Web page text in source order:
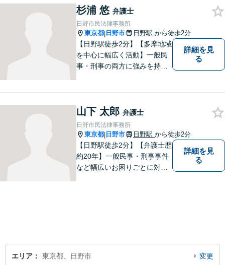
ト：誹謗中傷の削除、発信者
情報開示請求、名誉毀損によ
る損害賠償、企業や飲食店の
風評被害対策など」
杉浦 悠 弁護士
日野市民法律事務所
東京都| 日野市 日野駅 から徒歩2分
【日野駅徒歩2分】【多摩地域
を中心に幅広く活動】一般民
事・刑事の両方に強みを持つ
です。まずはお気軽にご相談
ください。【子連れ相談OK】
詳細を見
る
山下 太郎 弁護士
日野市民法律事務所
東京都| 日野市 日野駅 から徒歩2分
【日野駅徒歩2分】【弁護士歴
約20年】一般民事・刑事事件
など幅広いお困りごとに対応
詳細を見
る
エリア 東京都、日野市 変更